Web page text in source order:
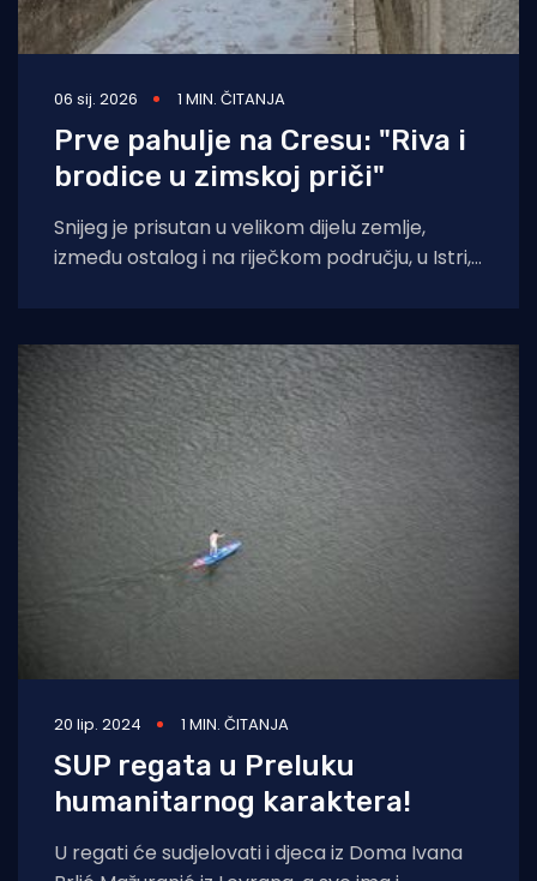
06 sij. 2026 1 MIN. ČITANJA
Prve pahulje na Cresu: "Riva i
brodice u zimskoj priči"
Snijeg je prisutan u velikom dijelu zemlje,
između ostalog i na riječkom području, u Istri,
20 lip. 2024 1 MIN. ČITANJA
SUP regata u Preluku
humanitarnog karaktera!
U regati će sudjelovati i djeca iz Doma Ivana